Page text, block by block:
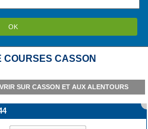
OK
COURSES CASSON
SUR CASSON ET AUX ALENTOURS